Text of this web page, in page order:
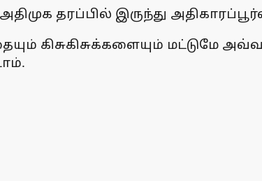
தரப்பில் இருந்து
கிசுகிசுக்களையும்